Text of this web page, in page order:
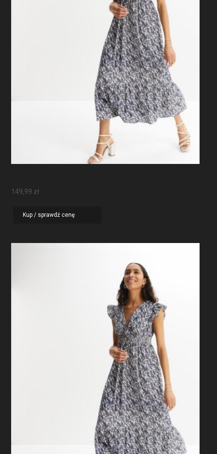
149,99 zł
Kup / sprawdź cenę